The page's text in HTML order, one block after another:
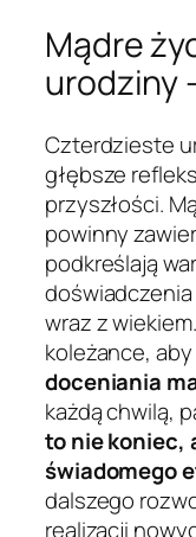
Mądre
urodziny
Czterdzieste
głębsze
przyszłości.
powinny
podkreślają
wraz z
koleżance,
doceniania
każdą chwilą,
to nie koniec,
świadomego
dalszego
realizacji